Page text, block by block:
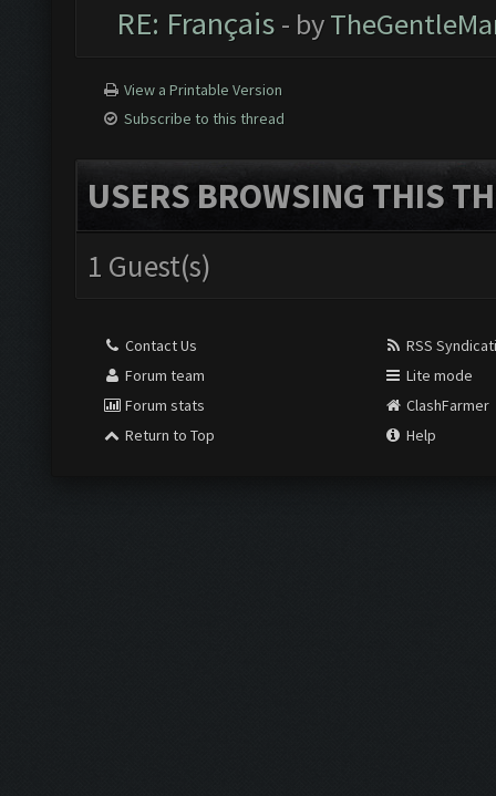
RE: Français - by
View a Printable Version
Subscribe to this thread
USERS BROWSING THIS
1 Guest(s)
Contact Us
Forum team
Forum stats
Return to Top
RSS
Lite mode
ClashFarmer
Help